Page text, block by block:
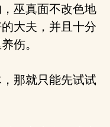
巫真面不改色地
大夫，并且十分
伤。
那就只能先试试